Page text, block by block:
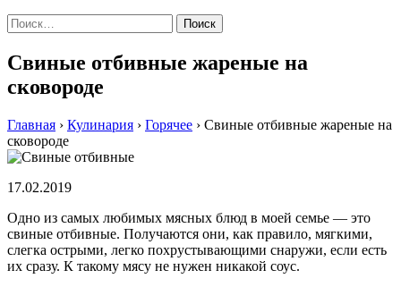
Найти:
Свиные отбивные жареные на
сковороде
Главная › Кулинария › Горячее › Свиные отбивные жареные на
сковороде
17.02.2019
Одно из самых любимых мясных блюд в моей семье — это
свиные отбивные. Получаются они, как правило, мягкими,
слегка острыми, легко похрустывающими снаружи, если есть
их сразу. К такому мясу не нужен никакой соус.